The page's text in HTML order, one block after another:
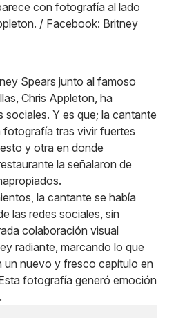
Grandecon fotografía al lado
/ Facebook: Britney
Spears junto al famoso
Chris Appleton, ha
sociales. Y es que; la cantante
tras vivir fuertes
y otra en donde
la señalaron de
la cantante se había
las redes sociales, sin
colaboración visual
radiante, marcando lo que
un nuevo y fresco capítulo en
fotografía generó emoción